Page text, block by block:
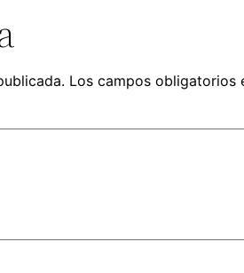
Los campos obligatorios